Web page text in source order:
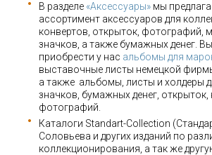
В разделе «Аксессуары» мы
ассортимент аксессуаров для
конвертов, открыток, фотографий,
значков, а также бумажных денег.
приобрести у нас альбомы для
выставочные листы немецкой
а также альбомы, листы и холдеры
значков, бумажных денег, открыток,
фотографий.
Каталоги Standart-Collection
Соловьева и других изданий по
коллекционирования, а так же